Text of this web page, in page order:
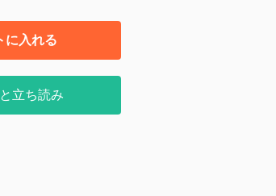
に入れる
立ち読み